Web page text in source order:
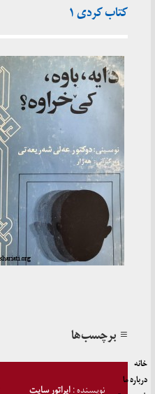
کتاب کردی ۱
≡ برچسب‌ها
نویسنده :اپراتور سایت
خانه
درباره ما